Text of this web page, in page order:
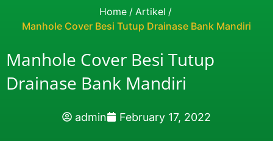
Home / Artikel /
Manhole Cover Besi Tutup Drainase Bank Mandiri
Manhole Cover Besi Tutup
Drainase Bank Mandiri
admin February 17, 2022